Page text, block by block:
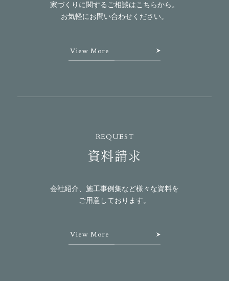
家づくりに関するご相談はこちらから。
お気軽にお問い合わせください。
View More
REQUEST
資料請求
会社紹介、施工事例集など様々な資料を
ご用意しております。
View More